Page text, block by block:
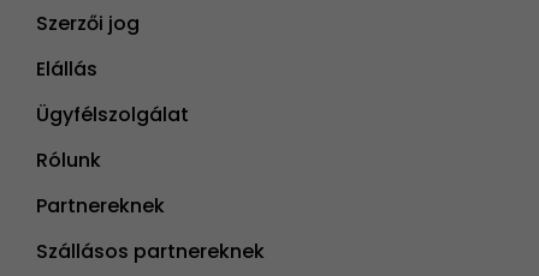
Szerzői jog
Elállás
Ügyfélszolgálat
Rólunk
Partnereknek
Szállásos partnereknek